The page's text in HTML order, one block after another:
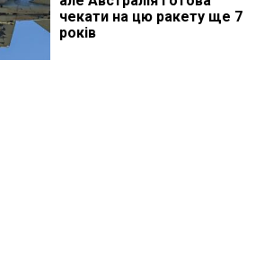
чекати на цю ракету ще 7
років